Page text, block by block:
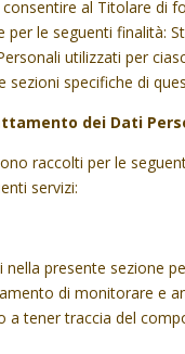
al Titolare di
per le seguenti finalità:
utilizzati per
sezioni specifiche di
dei Dati
raccolti per le
servizi:
nella presente sezione
di monitorare e
a tener traccia del